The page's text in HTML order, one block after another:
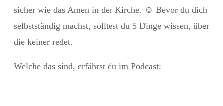
sicher wie das Amen in der Kirche. ☺️ Bevor du dich
selbstständig machst, solltest du 5 Dinge wissen, über
die keiner redet.
Welche das sind, erfährst du im Podcast: